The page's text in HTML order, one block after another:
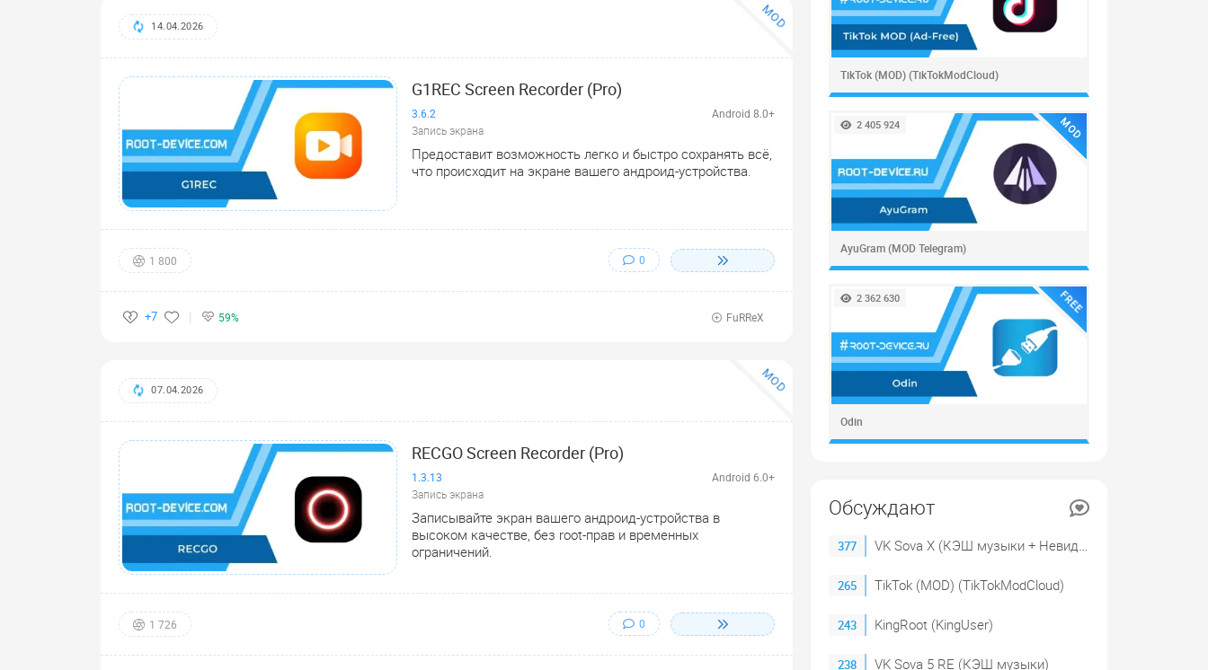
MOD
14.04.2026
G1REC Screen Recorder (Pro)
3.6.2 Android 8.0+
Запись экрана
Предоставит возможность легко и быстро сохранять всё,
что происходит на экране вашего андроид-устройства.
1 800 0
+7 59% FuRReX
MOD
07.04.2026
RECGO Screen Recorder (Pro)
1.3.13 Android 6.0+
Запись экрана
Записывайте экран вашего андроид-устройства в
высоком качестве, без root-прав и временных
ограничений.
1 726 0
TikTok (MOD) (TikTokModCloud)
MOD
2 405 924
AyuGram (MOD Telegram)
FREE
2 362 630
Odin
Обсуждают
377 VK Sova X (КЭШ музыки + Невидимка)
265 TikTok (MOD) (TikTokModCloud)
243 KingRoot (KingUser)
238 VK Sova 5 RE (КЭШ музыки)